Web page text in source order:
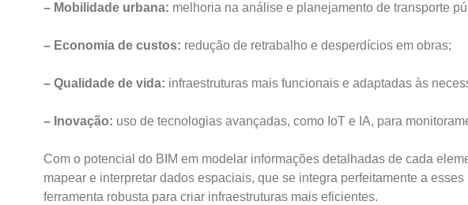
– Mobilidade urbana: melhoria na análise e planejamento de transporte
– Economia de custos: redução de retrabalho e desperdícios em obras;
– Qualidade de vida: infraestruturas mais funcionais e adaptadas às
– Inovação: uso de tecnologias avançadas, como IoT e IA, para
Com o potencial do BIM em modelar informações detalhadas de cada
mapear e interpretar dados espaciais, que se integra perfeitamente a
ferramenta robusta para criar infraestruturas mais eficientes.